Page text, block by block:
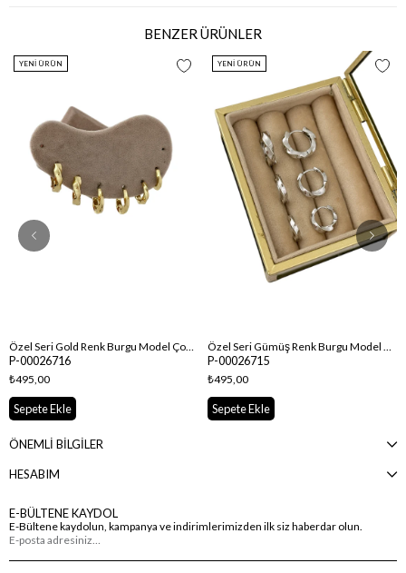
BENZER ÜRÜNLER
Özel Seri Gold Renk Burgu Model Çoklu Set Halka Küpe
P-00026716
₺495,00
Sepete Ekle
YENI ÜRÜN
Özel Seri Gümüş Renk Burgu Model Çoklu Set Halka Küpe
P-00026715
₺495,00
Sepete Ekle
YENI ÜRÜN
ÖNEMLİ BİLGİLER
HESABIM
E-BÜLTENE KAYDOL
E-Bültene kaydolun, kampanya ve indirimlerimizden ilk siz haberdar olun.